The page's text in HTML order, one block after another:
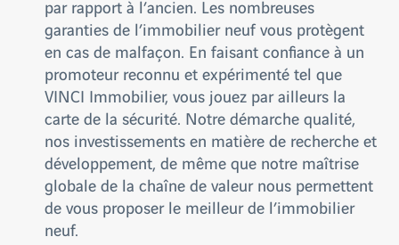
par rapport à l’ancien. Les nombreuses
garanties de l’immobilier neuf vous protègent
en cas de malfaçon. En faisant confiance à un
promoteur reconnu et expérimenté tel que
VINCI Immobilier, vous jouez par ailleurs la
carte de la sécurité. Notre démarche qualité,
nos investissements en matière de recherche et
développement, de même que notre maîtrise
globale de la chaîne de valeur nous permettent
de vous proposer le meilleur de l’immobilier
neuf.